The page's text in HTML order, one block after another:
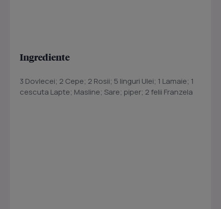
Ingrediente
3 Dovlecei; 2 Cepe; 2 Rosii; 5 linguri Ulei; 1 Lamaie; 1
cescuta Lapte; Masline; Sare; piper; 2 felii Franzela